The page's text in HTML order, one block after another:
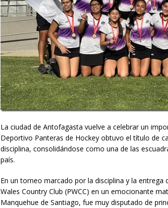
La ciudad de Antofagasta vuelve a celebrar un
Deportivo Panteras de Hockey obtuvo el título de
disciplina, consolidándose como una de las
país.
En un torneo marcado por la disciplina y la
Wales Country Club (PWCC) en un emocionante
Manquehue de Santiago, fue muy disputado de